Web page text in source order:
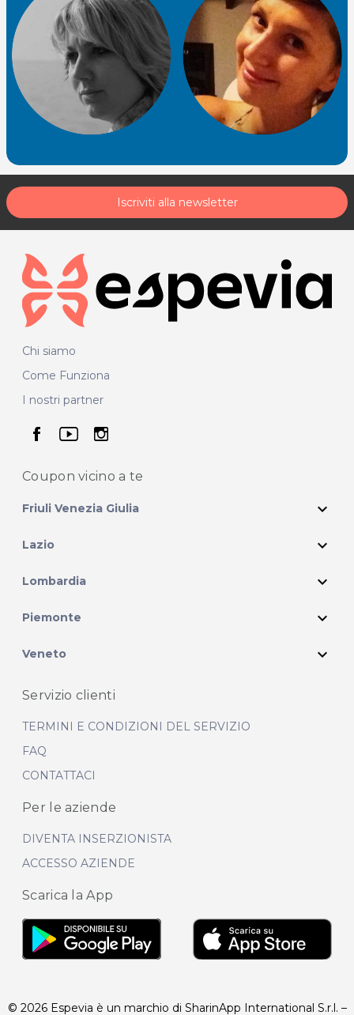
Iscriviti alla newsletter
Chi siamo
Come Funziona
I nostri partner
seguici su facebook
seguici su youtube
seguici su instagram
Coupon vicino a te
Friuli Venezia Giulia expand_more
Lazio expand_more
Lombardia expand_more
Piemonte expand_more
Veneto expand_more
Servizio clienti
TERMINI E CONDIZIONI DEL SERVIZIO
FAQ
CONTATTACI
Per le aziende
DIVENTA INSERZIONISTA
ACCESSO AZIENDE
Scarica la App
© 2026 Espevia è un marchio di SharinApp International S.r.l. –